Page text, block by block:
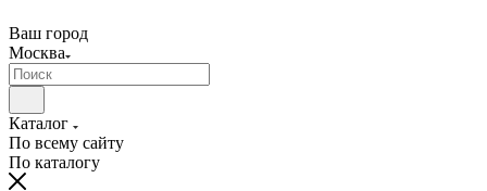
Ваш город
Москва
Каталог
По всему сайту
По каталогу